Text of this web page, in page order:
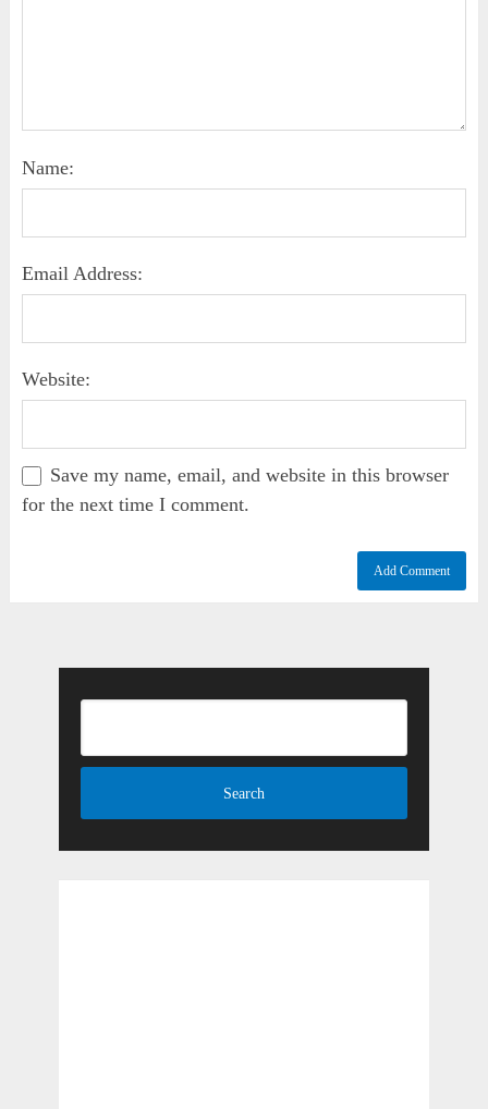
Name:
Email Address:
Website:
Save my name, email, and website in this browser
for the next time I comment.